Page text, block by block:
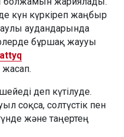
күн күркіреп жаңбыр
аудандарында
бұршақ жаууы
жасап.
деп күтілуде.
соқса, солтүстік пен
және таңертең